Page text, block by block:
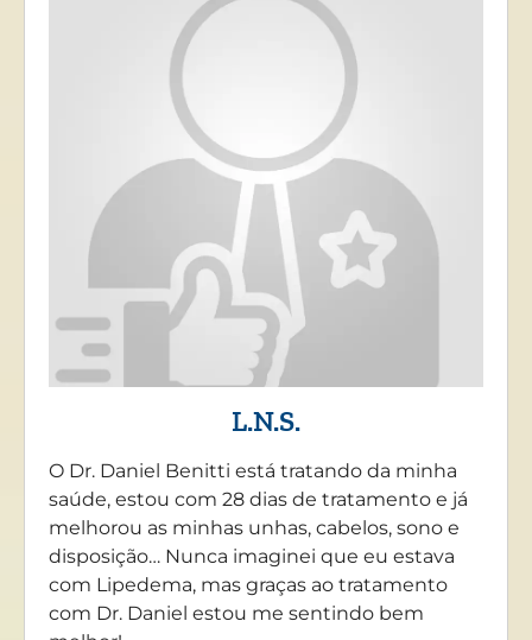
L.N.S.
O Dr. Daniel Benitti está tratando da minha
saúde, estou com 28 dias de tratamento e já
melhorou as minhas unhas, cabelos, sono e
disposição… Nunca imaginei que eu estava
com Lipedema, mas graças ao tratamento
com Dr. Daniel estou me sentindo bem